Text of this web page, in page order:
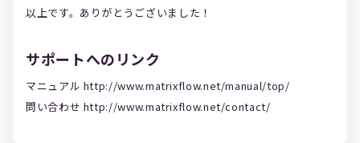
以上です。ありがとうございました！
サポートへのリンク
マニュアル http://www.matrixflow.net/manual/top/
問い合わせ http://www.matrixflow.net/contact/